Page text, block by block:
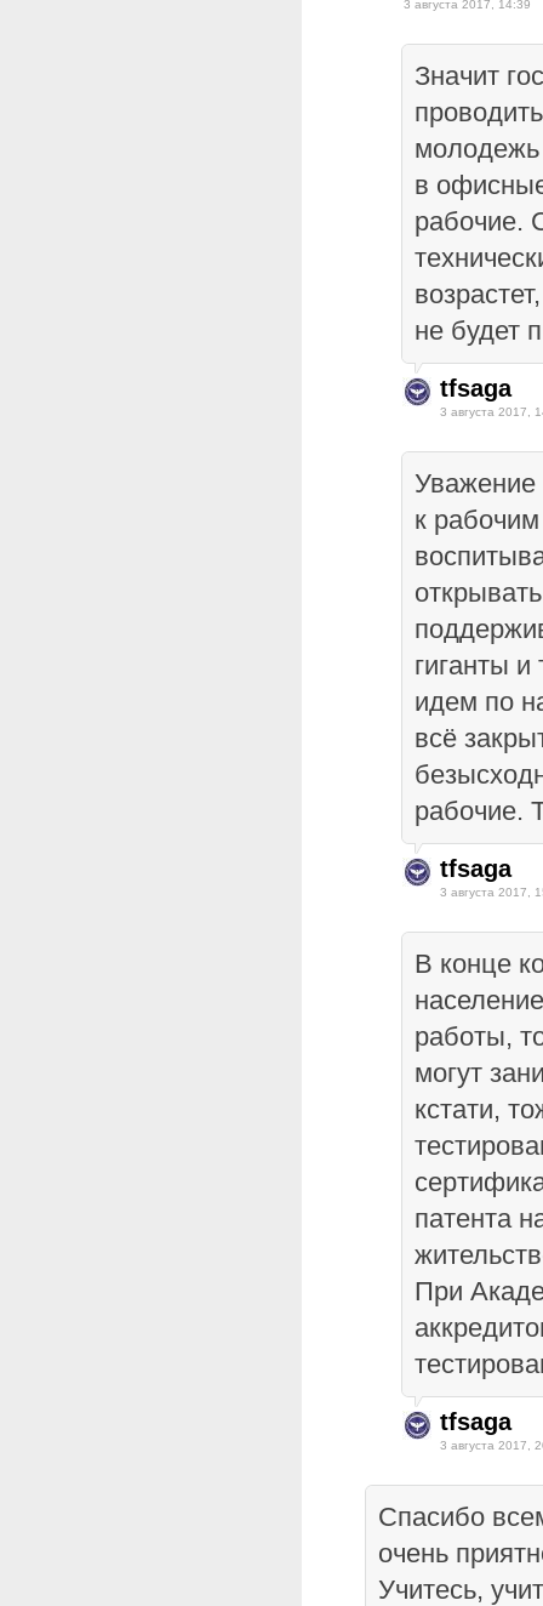
3 августа 2017, 14:39
Значит
молодежь
в
рабочие.
не будет
tfsaga
3 августа 2017,
Уважение
к
гиганты
идем по
всё
рабочие.
tfsaga
3 августа 2017,
В конце
работы,
могут
кстати,
патента
При
tfsaga
3 августа 2017,
Спасибо
очень
Учитесь,